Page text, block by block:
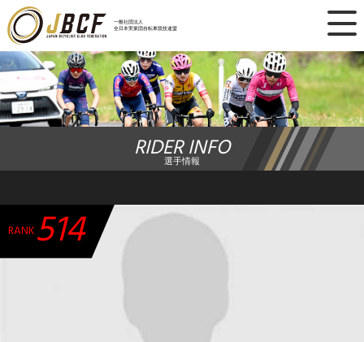
一般社団法人
全日本実業団自転車競技連盟
×
ニュース
レース日程
ランキング
チーム・選手
加盟・登録
RIDER INFO
選手情報
RANK514